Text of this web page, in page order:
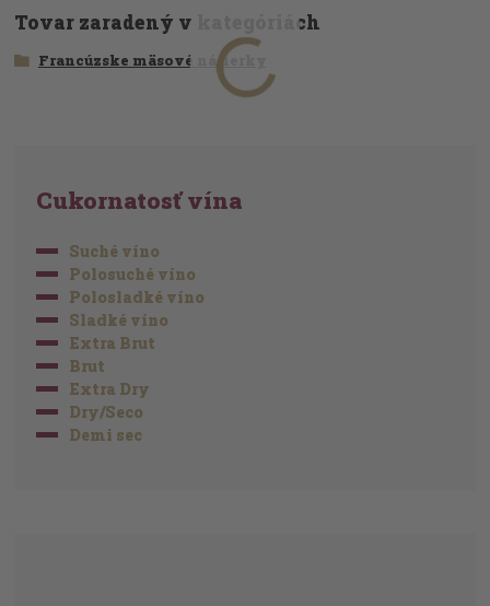
Tovar zaradený v kategóriách
Francúzske mäsové nátierky
Cukornatosť vína
Suché víno
Polosuché víno
Polosladké víno
Sladké víno
Extra Brut
Brut
Extra Dry
Dry/Seco
Demi sec